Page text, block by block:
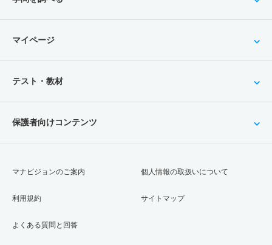
マイページ
テスト・教材
保護者向けコンテンツ
マナビジョンのご案内
利用規約
よくある質問と回答
個人情報の取扱いについて
サイトマップ